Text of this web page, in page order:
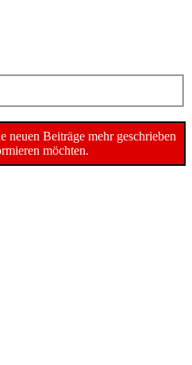
Beiträge mehr geschrieben
möchten.